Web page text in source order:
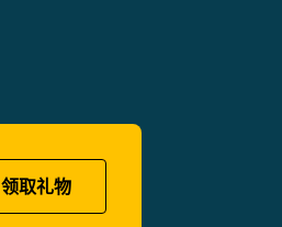
领取礼物